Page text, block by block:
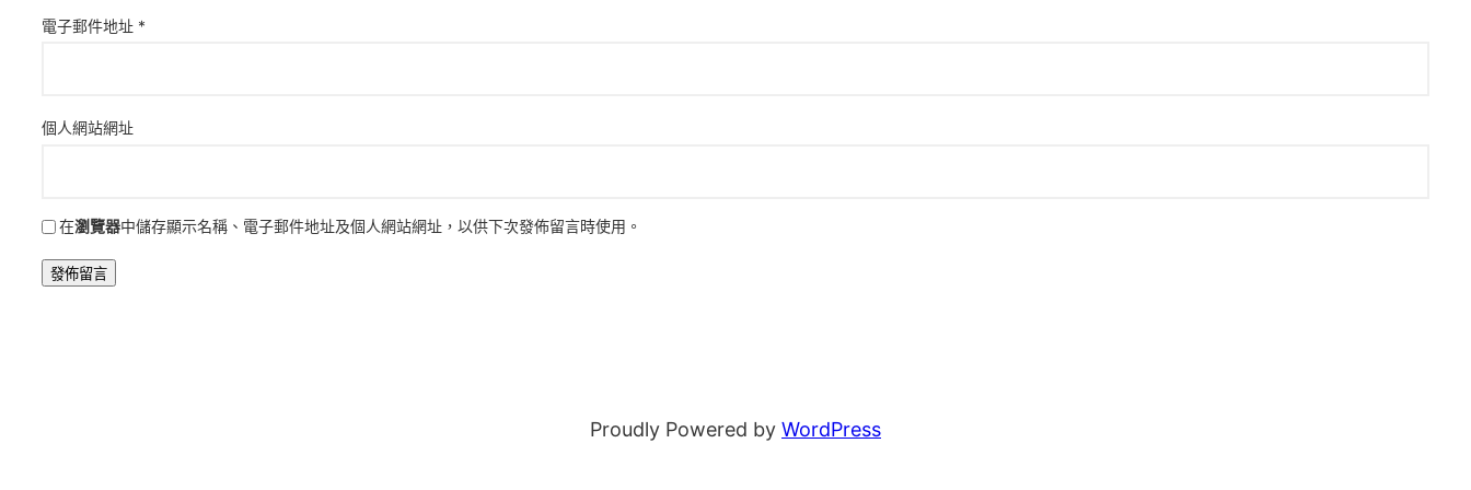
電子郵件地址 *
個人網站網址
在瀏覽器中儲存顯示名稱、電子郵件地址及個人網站網址，以供下次發佈留言時使用。
Proudly Powered by WordPress